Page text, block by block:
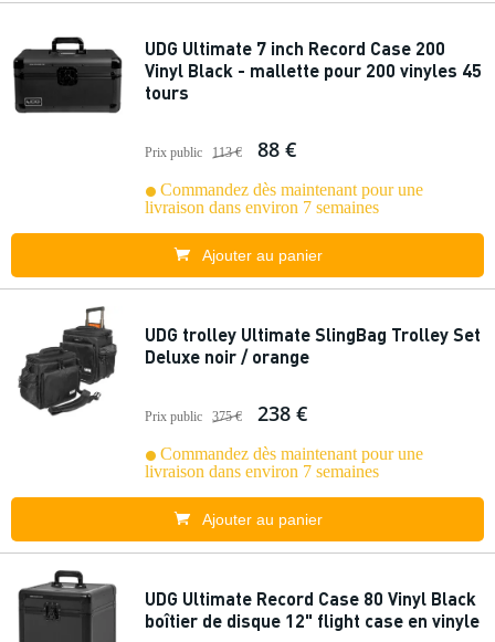
UDG Ultimate 7 inch Record Case 200
Vinyl Black - mallette pour 200 vinyles 45
tours
Prix public 113 € 88 €
Commandez dès maintenant pour une
livraison dans environ 7 semaines
Ajouter au panier
UDG trolley Ultimate SlingBag Trolley Set
Deluxe noir / orange
Prix public 375 € 238 €
Commandez dès maintenant pour une
livraison dans environ 7 semaines
Ajouter au panier
UDG Ultimate Record Case 80 Vinyl Black
boîtier de disque 12" flight case en vinyle